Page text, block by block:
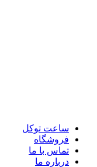
ساعت توکل
فروشگاه
تماس با ما
درباره ما